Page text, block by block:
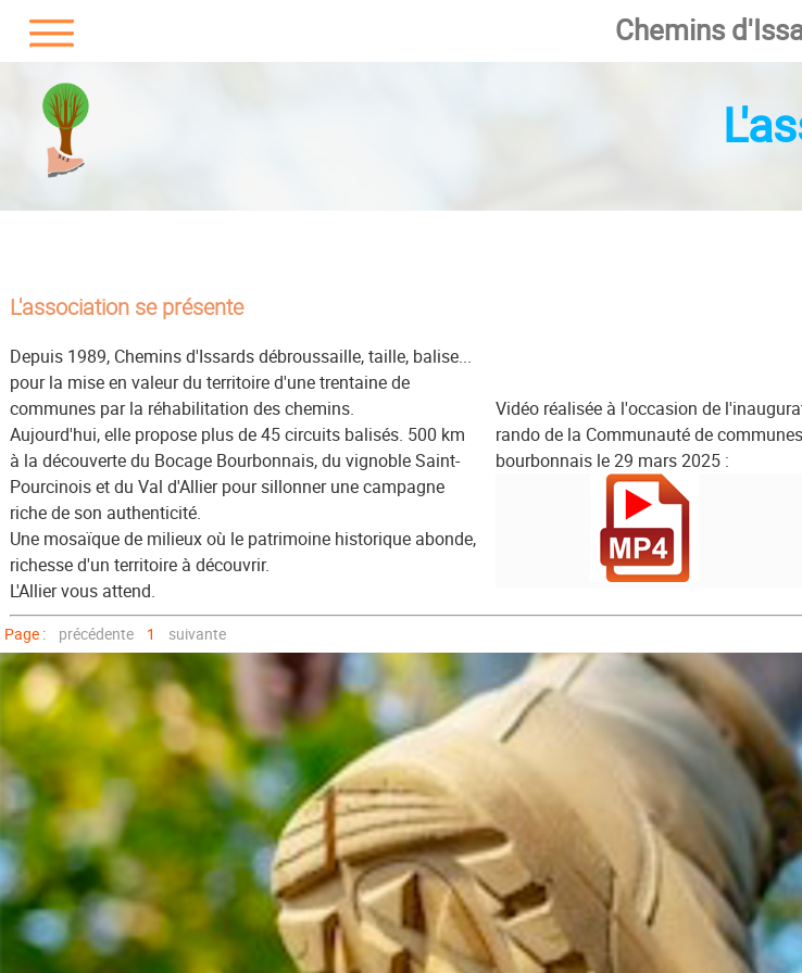
Chemins
L'association se présente
Depuis 1989, Chemins d'Issards débroussaille, taille, balise...
pour la mise en valeur du territoire d'une trentaine de
communes par la réhabilitation des chemins.
Aujourd'hui, elle propose plus de 45 circuits balisés. 500 km
à la découverte du Bocage Bourbonnais, du vignoble Saint-
Pourcinois et du Val d'Allier pour sillonner une campagne
riche de son authenticité.
Une mosaïque de milieux où le patrimoine historique abonde,
richesse d'un territoire à découvrir.
L'Allier vous attend.
Vidéo réalisée à l'occasion de
rando de la Communauté de communes du Bocage
bourbonnais le 29 mars 2025 :
Page : précédente 1 suivante